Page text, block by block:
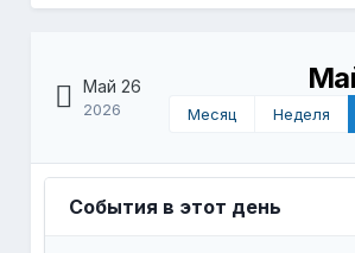
Май 26
2026 Месяц Неделя
События в этот день